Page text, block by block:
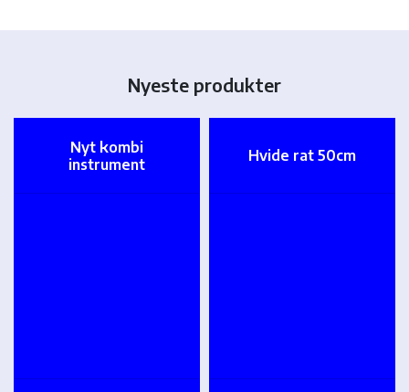
Nyeste produkter
Nyt kombi
instrument
Hvide rat 50cm